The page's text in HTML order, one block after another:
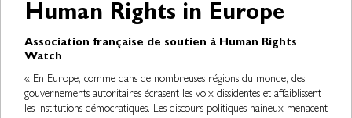
Human Rights in Europe
Association française de soutien à Human Rights
Watch
« En Europe, comme dans de nombreuses régions du monde, des
gouvernements autoritaires écrasent les voix dissidentes et affaiblissent
les institutions démocratiques. Les discours politiques haineux menacent